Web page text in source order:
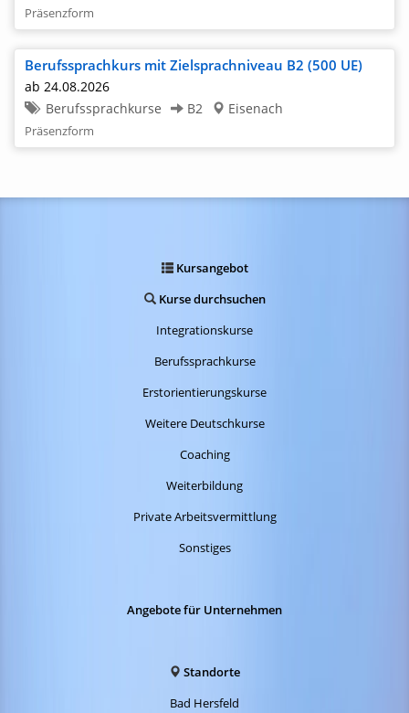
Präsenzform
Berufssprachkurs mit Zielsprachniveau B2 (500 UE)
ab 24.08.2026
Berufssprachkurse
B2 Eisenach
Präsenzform
Kursangebot
Kurse durchsuchen
Integrationskurse
Berufssprachkurse
Erstorientierungskurse
Weitere Deutschkurse
Coaching
Weiterbildung
Private Arbeitsvermittlung
Sonstiges
Angebote für Unternehmen
Standorte
Bad Hersfeld